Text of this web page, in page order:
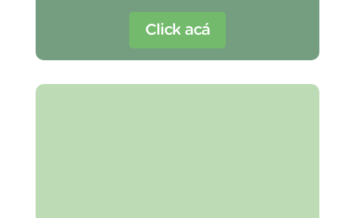
Click acá